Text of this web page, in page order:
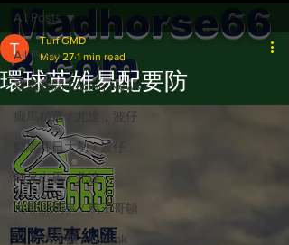
Madhorse66
8.com
國際​馬事總匯
All Posts
賽馬新聞 Racing News
癲馬精選 / 尤達，波仔
癲馬賽日大勢 / 波仔
師兄出馬 / 尤達
戈登說馬事 / 馬王哥頓
三 T 大茶飯 / LakLak
All Posts
環球英雄易配要防
Turf GMD
May 27 1 min read